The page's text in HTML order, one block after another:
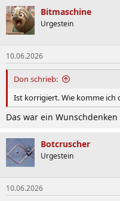
Bitmaschine
Urgestein
10.06.2026
Don schrieb:
Ist korrigiert. Wie komme ich
Das war ein Wunschdenken
Botcruscher
Urgestein
10.06.2026